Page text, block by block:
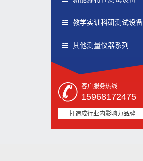
教学实训科研测试设备
其他测量仪器系列
客户服务热线
15968172475
打造成行业内影响力品牌